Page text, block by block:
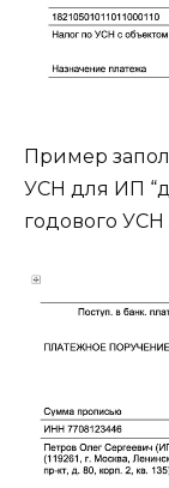
Пример
УСН для ИП
годового УСН